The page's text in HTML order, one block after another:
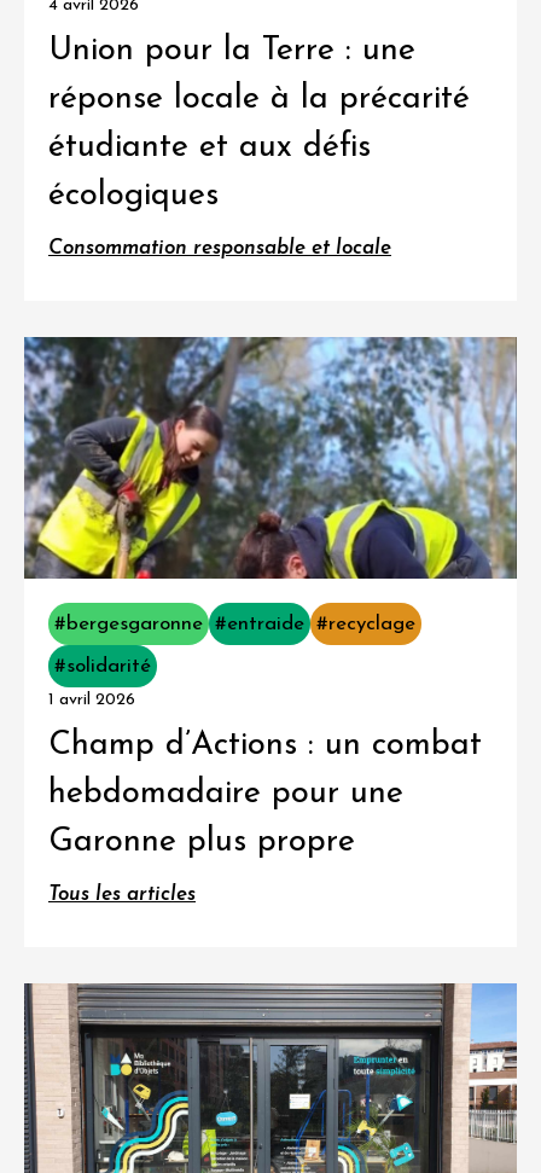
4 avril 2026
Union pour la Terre : une
réponse locale à la précarité
étudiante et aux défis
écologiques
Consommation responsable et locale
#bergesgaronne #entraide #recyclage
#solidarité
1 avril 2026
Champ d’Actions : un combat
hebdomadaire pour une
Garonne plus propre
Tous les articles